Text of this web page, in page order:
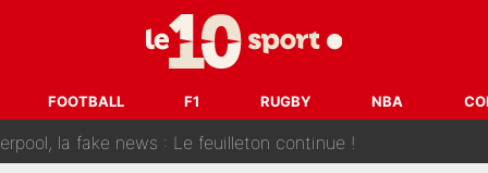
FOOTBALL F1 RUGBY NBA
et bientôt Fernando Alonso ? Le classement des pilotes les mieux
Barcola trop cher pour Liverpool
la fake news : Le feuilleton continue !